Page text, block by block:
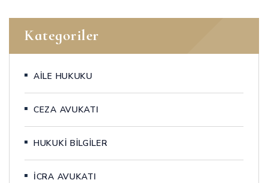
Kategoriler
AİLE HUKUKU
CEZA AVUKATI
HUKUKİ BİLGİLER
İCRA AVUKATI